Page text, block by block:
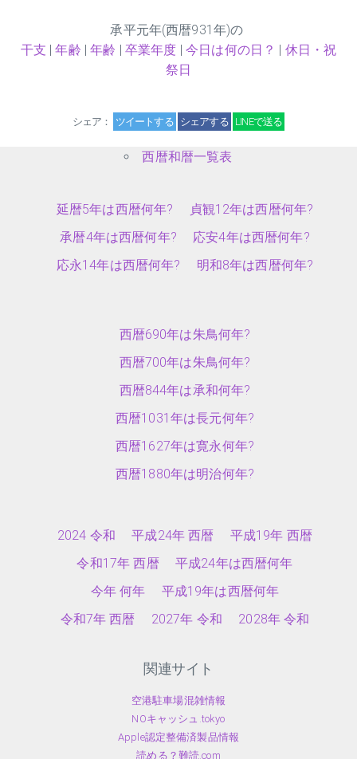
承平元年(西暦931年)の
干支 |年齢 |年齢 |卒業年度 |今日は何の日？ | 休日・祝
祭日
シェア： ツイートする シェアする LINEで送る
西暦和暦一覧表
延暦5年は西暦何年?
貞観12年は西暦何年?
承暦4年は西暦何年?
応安4年は西暦何年?
応永14年は西暦何年?
明和8年は西暦何年?
西暦690年は朱鳥何年?
西暦700年は朱鳥何年?
西暦844年は承和何年?
西暦1031年は長元何年?
西暦1627年は寛永何年?
西暦1880年は明治何年?
2024 令和 平成24年 西暦
平成19年 西暦
令和17年 西暦
平成24年は西暦何年
今年 何年
平成19年は西暦何年
令和7年 西暦
2027年 令和 2028年 令和
関連サイト
空港駐車場混雑情報
NOキャッシュ.tokyo
Apple認定整備済製品情報
読める？難読.com